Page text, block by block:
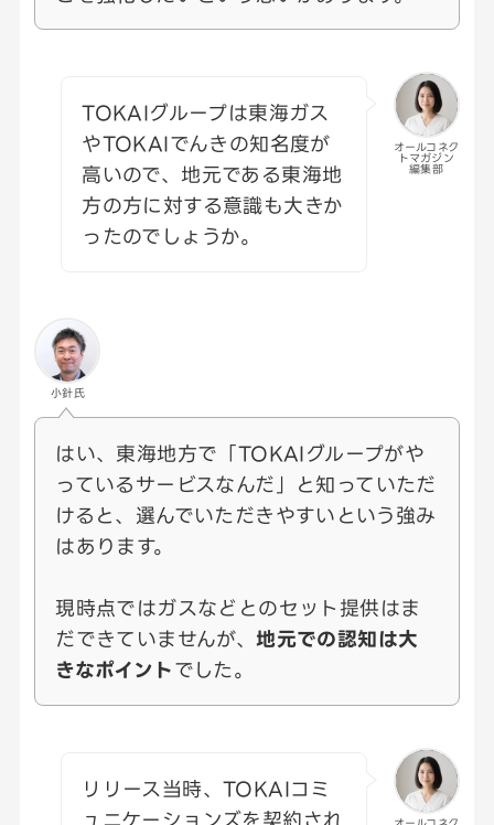
オールコネク
トマガジン
編集部
TOKAIグループは東海ガス
やTOKAIでんきの知名度が
高いので、地元である東海地
方の方に対する意識も大きか
ったのでしょうか。
小針氏
はい、東海地方で「TOKAIグループがや
っているサービスなんだ」と知っていただ
けると、選んでいただきやすいという強み
はあります。
現時点ではガスなどとのセット提供はま
だできていませんが、地元での認知は大
きなポイント でした。
リリース当時、TOKAIコミ
ュニケーションズを契約され